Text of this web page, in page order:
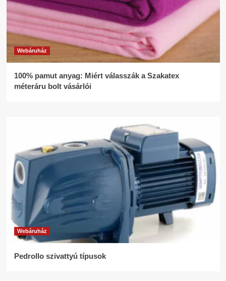
Webáruház
100% pamut anyag: Miért válasszák a Szakatex
méteráru bolt vásárlói
Webáruház
Pedrollo szivattyú típusok